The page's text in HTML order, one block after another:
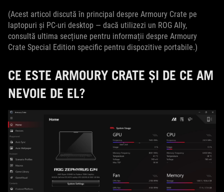
(Acest articol discută în principal despre Armoury Crate pe
laptopuri și PC-uri desktop — dacă utilizezi un ROG Ally,
consultă ultima secțiune pentru informații despre Armoury
Crate Special Edition specific pentru dispozitive portabile.)
CE ESTE ARMOURY CRATE ȘI DE CE AM
NEVOIE DE EL?